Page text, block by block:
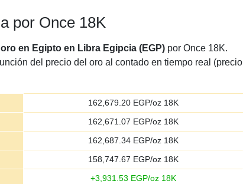
por Once 18K
en Egipto en Libra Egipcia (EGP) por Once 18K.
del precio del oro al contado en tiempo real (precio
162,679.20 EGP/oz 18K
162,671.07 EGP/oz 18K
162,687.34 EGP/oz 18K
158,747.67 EGP/oz 18K
+3,931.53 EGP/oz 18K